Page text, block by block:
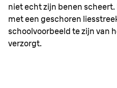
niet echt zijn benen
met een geschoren
schoolvoorbeeld te zijn van
verzorgt.